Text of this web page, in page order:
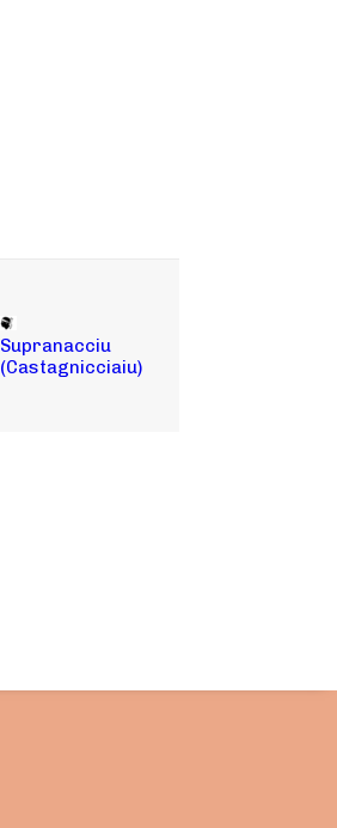
Supranacciu
(Castagnicciaiu)